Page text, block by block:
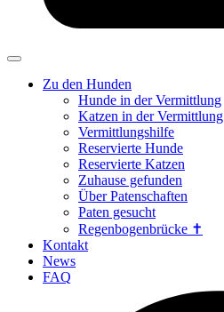
Zu den Hunden
Hunde in der Vermittlung
Katzen in der Vermittlung
Vermittlungshilfe
Reservierte Hunde
Reservierte Katzen
Zuhause gefunden
Über Patenschaften
Paten gesucht
Regenbogenbrücke ✝
Kontakt
News
FAQ